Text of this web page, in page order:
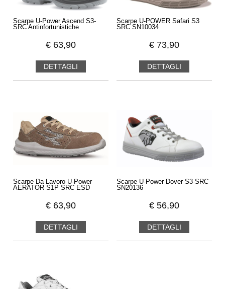
Scarpe U-Power Ascend S3-
SRC Antinfortunistiche
€ 63,90
DETTAGLI
Scarpe U-POWER Safari S3
SRC SN10034
€ 73,90
DETTAGLI
Scarpe Da Lavoro U-Power
AERATOR S1P SRC ESD
€ 63,90
DETTAGLI
Scarpe U-Power Dover S3-SRC
SN20136
€ 56,90
DETTAGLI